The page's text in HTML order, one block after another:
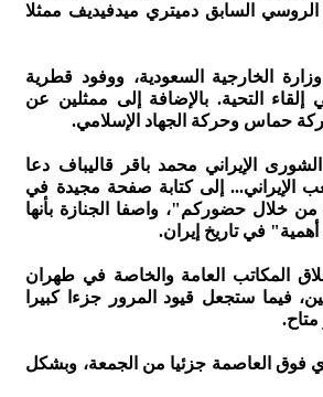
السابق دميتري ميدفيديف ممثلا
الخارجية السعودية، ووفود قطرية
التحية. بالإضافة إلى ممثلين عن
حماس وحركة الجهاد الإسلامي.
الإيراني محمد باقر قاليباف دعا
الإيراني... إلى كتابة صفحة مجيدة في
من خلال حضوركم"، واصفا الجنازة بأنها
في تاريخ إيران.
المكاتب العامة والخاصة في طهران
فيما ستجعل قيود المرور جزءا كبيرا
فوق العاصمة جزئيا من الجمعة، وبشكل